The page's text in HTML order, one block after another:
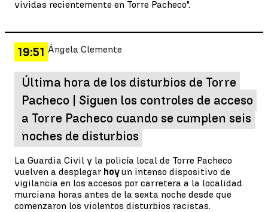
vividas recientemente en Torre Pacheco".
19:51 Ángela Clemente
Última hora de los disturbios de Torre
Pacheco | Siguen los controles de acceso
a Torre Pacheco cuando se cumplen seis
noches de disturbios
La Guardia Civil y la policía local de Torre Pacheco
vuelven a desplegar hoyun intenso dispositivo de
vigilancia en los accesos por carretera a la localidad
murciana horas antes de la sexta noche desde que
comenzaron los violentos disturbios racistas.